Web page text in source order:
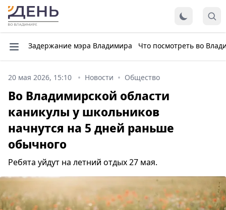
Задержание мэра Владимира Что посмотреть во
20 мая 2026, 15:10 Новости Общество
Во Владимирской области
каникулы у школьников
начнутся на 5 дней раньше
обычного
Ребята уйдут на летний отдых 27 мая.